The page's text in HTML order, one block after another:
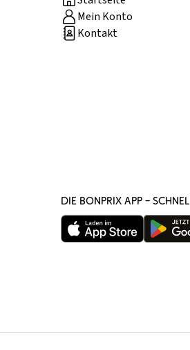
Mein Konto
Kontakt
DIE BONPRIX APP –